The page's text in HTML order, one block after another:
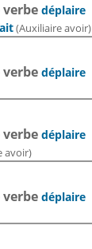
verbe déplaire
(Auxiliaire avoir)
verbe déplaire
verbe déplaire
avoir)
verbe déplaire